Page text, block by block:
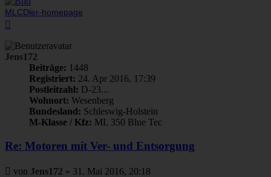
MLCDler-homepage
Jens172
Beiträge: 1448
Registriert: 24. Apr 2016, 17:39
Postleitzahl: D-23...
Wohnort: Wesenberg
Bundesland: Schleswig-Holstein
M-Klasse / Kfz: ML 350 Blue Tec
Re: Motoren mit Ver- und Entsorgung
Beitrag
von Jens172 » 31. Mai 2016, 20:18